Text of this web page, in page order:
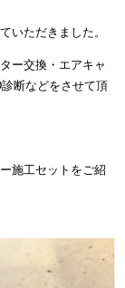
いただきました。
ー交換・エアキャ
断などをさせて頂
施工セットをご紹